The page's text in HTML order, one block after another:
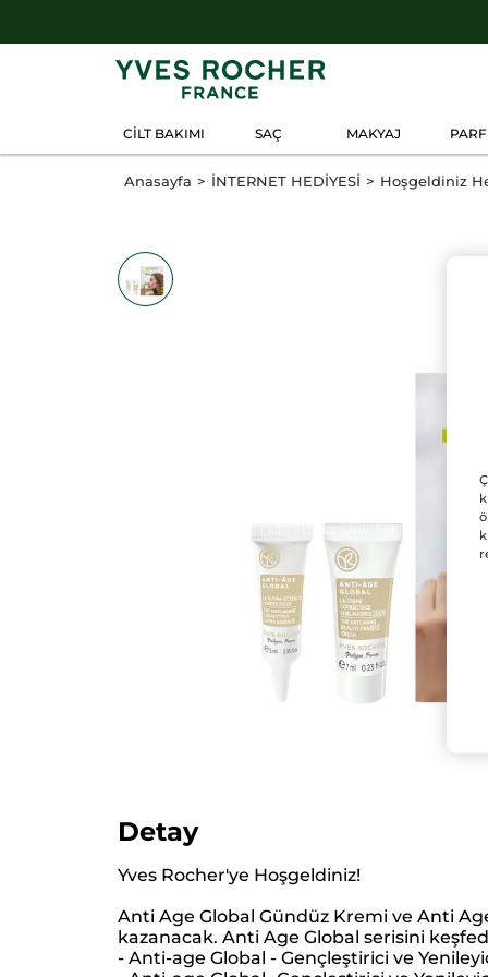
CİLT BAKIMI SAÇ MAKYAJ
Anasayfa İNTERNET HEDİYESİ Hoşgeldiniz
Detay
Yves Rocher'ye Hoşgeldiniz!
Anti Age Global Gündüz Kremi ve Anti
kazanacak. Anti Age Global serisini
- Anti-age Global - Gençleştirici ve